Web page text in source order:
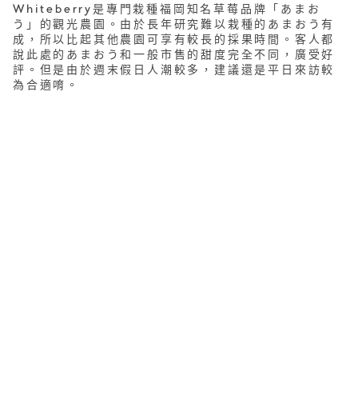
Whiteberry是專門栽種福岡知名草莓品牌「あまお
う」的觀光農園。由於長年研究難以栽種的あまおう有
成，所以比起其他農園可享有較長的採果時間。客人都
說此處的あまおう和一般市售的甜度完全不同，廣受好
評。但是由於週末假日人潮較多，建議還是平日來訪較
為合適唷。